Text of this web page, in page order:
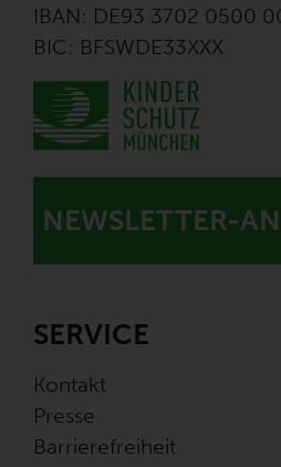
IBAN: DE93 3702 0500
BIC: BFSWDE33XXX
NEWSLETTER-
SERVICE
Kontakt
Presse
Barrierefreiheit